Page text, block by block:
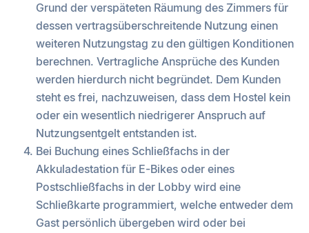
Grund der verspäteten Räumung des Zimmers für
dessen vertragsüberschreitende Nutzung einen
weiteren Nutzungstag zu den gültigen Konditionen
berechnen. Vertragliche Ansprüche des Kunden
werden hierdurch nicht begründet. Dem Kunden
steht es frei, nachzuweisen, dass dem Hostel kein
oder ein wesentlich niedrigerer Anspruch auf
Nutzungsentgelt entstanden ist.
Bei Buchung eines Schließfachs in der
Akkuladestation für E-Bikes oder eines
Postschließfachs in der Lobby wird eine
Schließkarte programmiert, welche entweder dem
Gast persönlich übergeben wird oder bei